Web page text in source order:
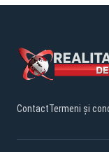
ContactTermeni și